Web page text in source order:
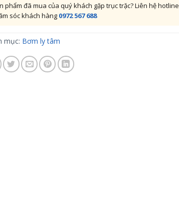
phẩm đã mua của quý khách gặp trục trặc? Liên hệ hotline
sóc khách hàng 0972 567 688
mục: Bơm ly tâm